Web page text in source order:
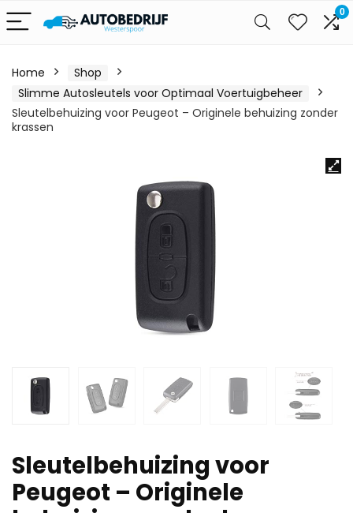
0
Home
Shop
Slimme Autosleutels voor Optimaal Voertuigbeheer
Sleutelbehuizing voor Peugeot – Originele behuizing zonder
krassen
Sleutelbehuizing voor
Peugeot – Originele